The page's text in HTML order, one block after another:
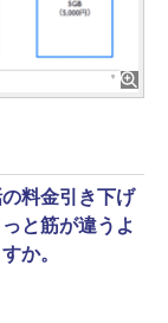
料金引き下げ
と筋が違うよ
か。